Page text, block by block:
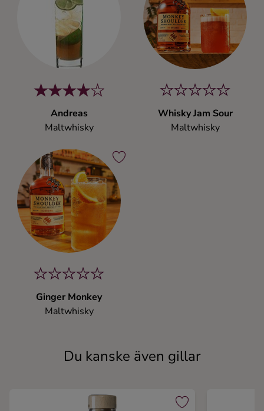
Andreas
Maltwhisky
Whisky Jam Sour
Maltwhisky
Ginger Monkey
Maltwhisky
Du kanske även gillar